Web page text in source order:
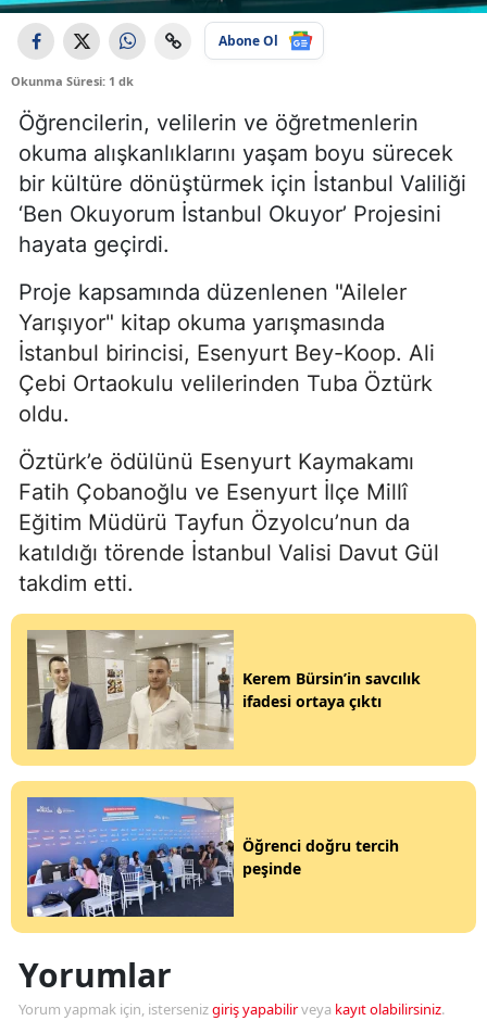
Abone Ol
Okunma Süresi: 1 dk
Öğrencilerin, velilerin ve öğretmenlerin
okuma alışkanlıklarını yaşam boyu sürecek
bir kültüre dönüştürmek için İstanbul Valiliği
‘Ben Okuyorum İstanbul Okuyor’ Projesini
hayata geçirdi.
Proje kapsamında düzenlenen "Aileler
Yarışıyor" kitap okuma yarışmasında
İstanbul birincisi, Esenyurt Bey-Koop. Ali
Çebi Ortaokulu velilerinden Tuba Öztürk
oldu.
Öztürk’e ödülünü Esenyurt Kaymakamı
Fatih Çobanoğlu ve Esenyurt İlçe Millî
Eğitim Müdürü Tayfun Özyolcu’nun da
katıldığı törende İstanbul Valisi Davut Gül
takdim etti.
Kerem Bürsin’in savcılık
ifadesi ortaya çıktı
Öğrenci doğru tercih
peşinde
Yorumlar
Yorum yapmak için, istersenizgiriş yapabilirveya kayıt olabilirsiniz.